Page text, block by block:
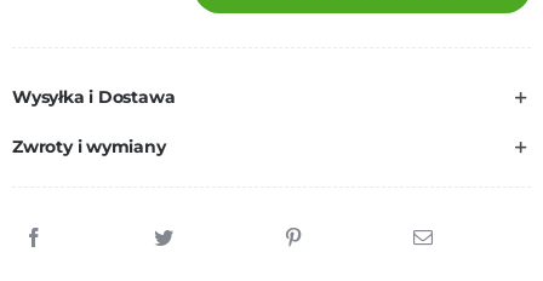
3D
160x200
Wysyłka i Dostawa
Zwroty i wymiany